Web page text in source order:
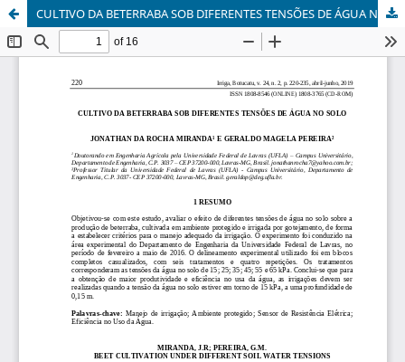
CULTIVO DA BETERRABA SOB DIFERENTES TENSÕES DE ÁGUA NO SOLO